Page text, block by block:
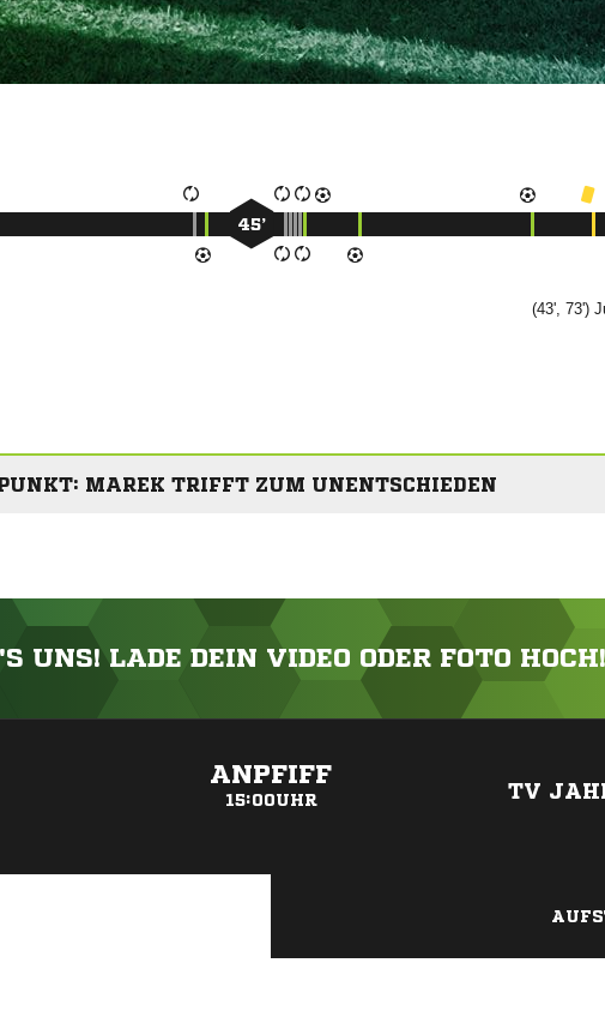
45’
(43', 73')
MAREK TRIFFT ZUM UNENTSCHIEDEN
UNS! LADE DEIN VIDEO ODER FOTO HOCH!
ANPFIFF
15:00UHR TV